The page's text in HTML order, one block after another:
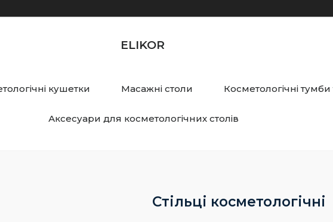
ELIKOR
кушетки Масажні столи Косметологічні
Аксесуари для косметологічних столів
Стільці косметологічні